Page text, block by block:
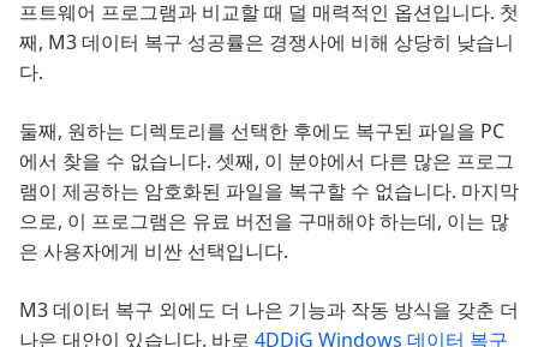
프트웨어 프로그램과 비교할 때 덜 매력적인 옵션입니다. 첫
째, M3 데이터 복구 성공률은 경쟁사에 비해 상당히 낮습니
다.
둘째, 원하는 디렉토리를 선택한 후에도 복구된 파일을 PC
에서 찾을 수 없습니다. 셋째, 이 분야에서 다른 많은 프로그
램이 제공하는 암호화된 파일을 복구할 수 없습니다. 마지막
으로, 이 프로그램은 유료 버전을 구매해야 하는데, 이는 많
은 사용자에게 비싼 선택입니다.
M3 데이터 복구 외에도 더 나은 기능과 작동 방식을 갖춘 더
나은 대안이 있습니다. 바로 4DDiG Windows 데이터 복구